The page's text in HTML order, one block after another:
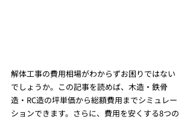
解体工事の費用相場がわからずお困りではない
でしょうか。この記事を読めば、木造・鉄骨
造・RC造の坪単価から総額費用までシミュレー
ションできます。さらに、費用を安くする8つの